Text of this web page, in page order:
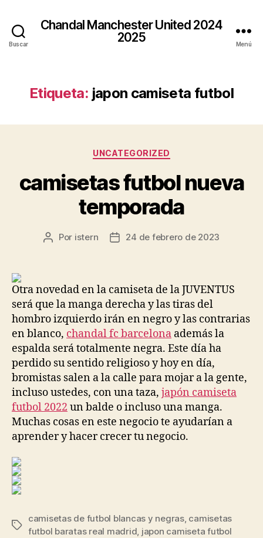
Buscar
Chandal Manchester United 2024
2025
Menú
Etiqueta: japon camiseta futbol
Categorías
UNCATEGORIZED
camisetas futbol nueva
temporada
Autor
Por istern
Fecha24 de febrero de 2023
Otra novedad en la camiseta de la JUVENTUS
será que la manga derecha y las tiras del
hombro izquierdo irán en negro y las contrarias
en blanco, chandal fc barcelona además la
espalda será totalmente negra. Este día ha
perdido su sentido religioso y hoy en día,
bromistas salen a la calle para mojar a la gente,
incluso ustedes, con una taza, japón camiseta
futbol 2022 un balde o incluso una manga.
Muchas cosas en este negocio te ayudarían a
aprender y hacer crecer tu negocio.
Etiquetas
camisetas de futbol blancas y negras, camisetas
futbol baratas real madrid, japon camiseta futbol